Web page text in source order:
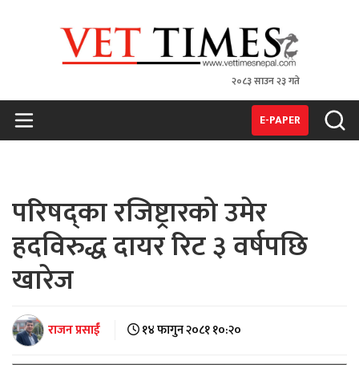
२०८३ साउन २३ गते
E-PAPER
परिषद्का रजिष्ट्रारको उमेर
हदविरुद्ध दायर रिट ३ वर्षपछि
खारेज
राजन प्रसाईं १४ फागुन २०८१ १०:२०